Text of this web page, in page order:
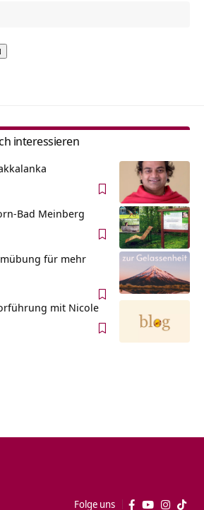
interessieren
Bad Meinberg
für mehr
mit Nicole
Folge uns